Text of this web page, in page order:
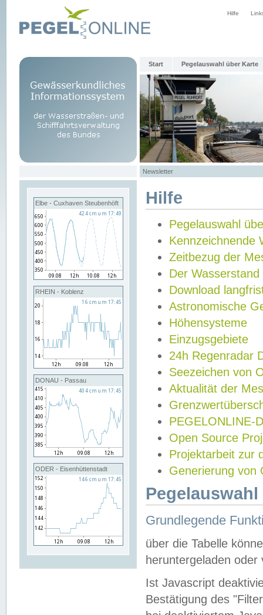
Hilfe
Start Pegelauswahl über Karte
Newsletter
Elbe - Cuxhaven Steubenhöft
RHEIN - Koblenz
DONAU - Passau
ODER - Eisenhüttenstadt
Hilfe
Pegelauswahl
Kennzeichnende
Zeitbezug der
Der Wasserstand
Download
Astronomische
Höhensysteme
Einzugsgebiete
24h Regenradar
Seezeichen von
Aktualität der
PEGELONLINE-
Open Source
Projektarbeit zur
Generierung von
Grundlegende
über die Tabelle
heruntergeladen oder
Ist Javascript
Bestätigung des